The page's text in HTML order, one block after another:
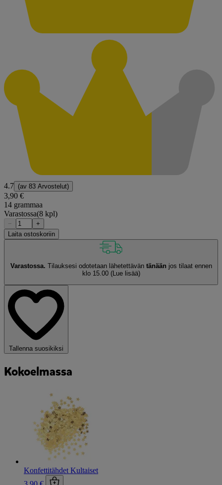
4.7 (av 83 Arvostelut)
3,90 €
14 grammaa
Varastossa(8 kpl)
−
+
Laita ostoskoriin
Varastossa. Tilauksesi odotetaan lähetettävän tänään jos tilaat ennen
klo 15.00 (Lue lisää)
Tallenna suosikiksi
Kokoelmassa
Konfettitähdet Kultaiset